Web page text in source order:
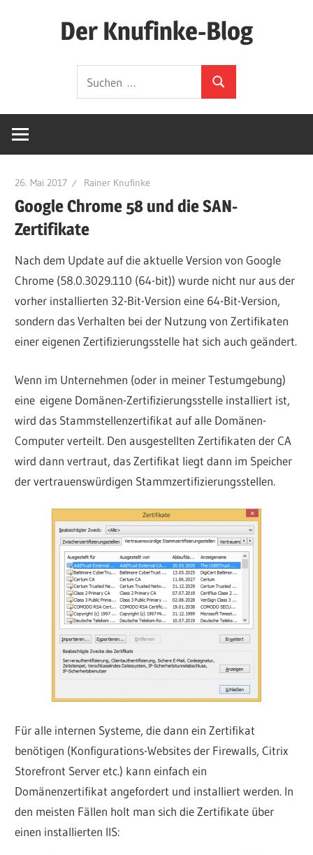
Der Knufinke-Blog
IT
nach:
Suchen
26. Mai 2017 Rainer Knufinke
Google Chrome 58 und die SAN-
Zertifikate
Nach dem Update auf die aktuelle Version von Google
Chrome (58.0.3029.110 (64-bit)) wurde nicht nur aus der
vorher installierten 32-Bit-Version eine 64-Bit-Version,
sondern das Verhalten bei der Nutzung von Zertifikaten
einer eigenen Zertifizierungsstelle hat sich auch geändert.
Wenn im Unternehmen (oder in meiner Testumgebung)
eine eigene Domänen-Zertifizierungsstelle installiert ist,
wird das Stammstellenzertifikat auf alle Domänen-
Computer verteilt. Den ausgestellten Zertifikaten der CA
wird dann vertraut, das Zertifikat liegt dann im Speicher
der vertrauenswürdigen Stammzertifizierungsstellen.
Für alle internen Systeme, die dann ein Zertifikat
benötigen (Konfigurations-Websites der Firewalls, Citrix
Storefront Server etc.) kann einfach ein
Domänenzertifikat angefordert und installiert werden. In
den meisten Fällen holt man sich die Zertifikate über
einen installierten IIS: